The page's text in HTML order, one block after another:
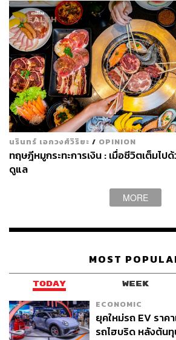
นรินทร์ เอกวงศ์วิริยะ / OPINION
ทฤษฎีหมูกระทะการเงิน : เมื่อชีวิตเต็มไป
ดูแล
MORE
MOST
TODAY WEEK
ECONOMIC
ยุคใหม่รถ EV ราค
รถไฮบริด หลังต้น